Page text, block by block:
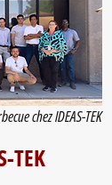
chez IDEAS-TEK
TEK